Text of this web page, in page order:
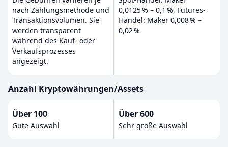
nach Zahlungsmethode und
Transaktionsvolumen. Sie
werden transparent
während des Kauf- oder
Verkaufsprozesses
angezeigt.
0,0125 % – 0,1 %, Futures-
Handel: Maker 0,008 % –
0,02 %
Anzahl Kryptowährungen/Assets
Über 100
Gute Auswahl
Über 600
Sehr große Auswahl